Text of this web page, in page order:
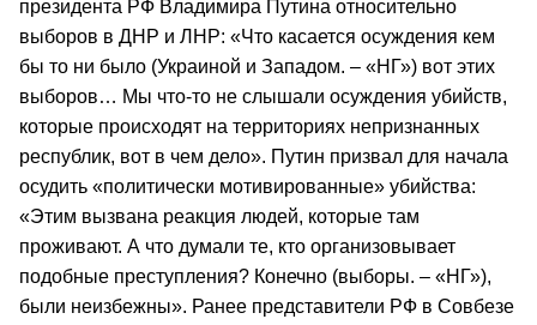
президента РФ Владимира Путина относительно
выборов в ДНР и ЛНР: «Что касается осуждения кем
бы то ни было (Украиной и Западом. – «НГ») вот этих
выборов… Мы что-то не слышали осуждения убийств,
которые происходят на территориях непризнанных
республик, вот в чем дело». Путин призвал для начала
осудить «политически мотивированные» убийства:
«Этим вызвана реакция людей, которые там
проживают. А что думали те, кто организовывает
подобные преступления? Конечно (выборы. – «НГ»),
были неизбежны». Ранее представители РФ в Совбезе